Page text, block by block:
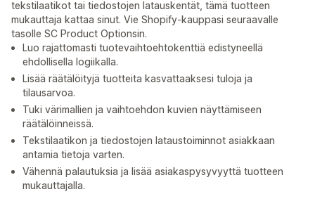
tekstilaatikot tai tiedostojen latauskentät, tämä tuotteen
mukauttaja kattaa sinut. Vie Shopify-kauppasi seuraavalle
tasolle SC Product Optionsin.
Luo rajattomasti tuotevaihtoehtokenttiä edistyneellä
ehdollisella logiikalla.
Lisää räätälöityjä tuotteita kasvattaaksesi tuloja ja
tilausarvoa.
Tuki värimallien ja vaihtoehdon kuvien näyttämiseen
räätälöinneissä.
Tekstilaatikon ja tiedostojen lataustoiminnot asiakkaan
antamia tietoja varten.
Vähennä palautuksia ja lisää asiakaspysyvyyttä tuotteen
mukauttajalla.